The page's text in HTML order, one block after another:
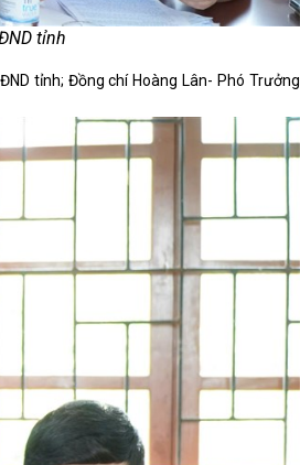
tỉnh
tỉnh; Đồng chí Hoàng Lân- Phó Trưởng